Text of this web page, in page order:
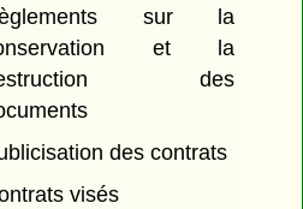
sur la
et la
des
des contrats
visés